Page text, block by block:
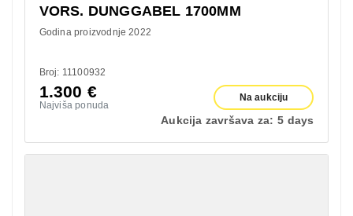
VORS. DUNGGABEL 1700MM
Godina proizvodnje 2022
Broj: 11100932
1.300 €
Najviša ponuda
Na aukciju
Aukcija završava za: 5 days